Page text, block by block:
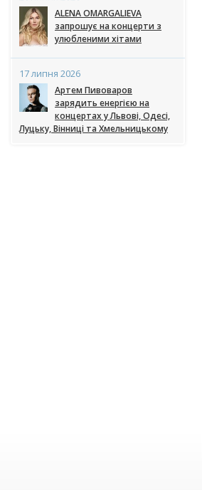
ALENA OMARGALIEVA
запрошує на концерти з
улюбленими хітами
17 липня 2026
Артем Пивоваров
зарядить енергією на
концертах у Львові, Одесі,
Луцьку, Вінниці та Хмельницькому